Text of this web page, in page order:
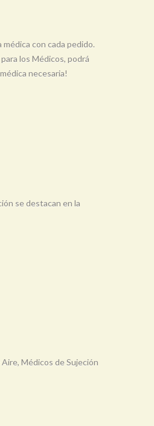
con cada pedido.
los Médicos, podrá
necesaria!
se destacan en la
Médicos de Sujeción